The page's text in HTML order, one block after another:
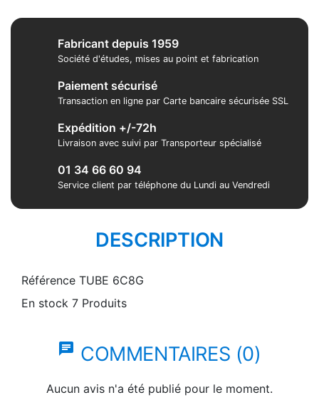
Fabricant depuis 1959
Société d'études, mises au point et fabrication
Paiement sécurisé
Transaction en ligne par Carte bancaire sécurisée SSL
Expédition +/-72h
Livraison avec suivi par Transporteur spécialisé
01 34 66 60 94
Service client par téléphone du Lundi au Vendredi
DESCRIPTION
Référence TUBE 6C8G
En stock 7 Produits
chat COMMENTAIRES (0)
Aucun avis n'a été publié pour le moment.